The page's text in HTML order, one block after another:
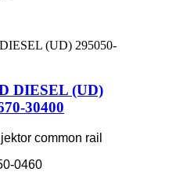
DIESEL (UD)
30400
common rail
0460